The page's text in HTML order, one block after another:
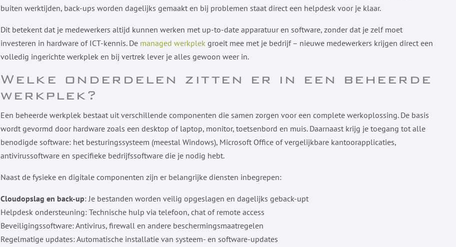
buiten werktijden, back-ups worden dagelijks gemaakt en bij problemen staat direct een helpdesk voor je klaar.
Dit betekent dat je medewerkers altijd kunnen werken met up-to-date apparatuur en software, zonder dat je zelf moet
investeren in hardware of ICT-kennis. De managed werkplek groeit mee met je bedrijf – nieuwe medewerkers krijgen direct een
volledig ingerichte werkplek en bij vertrek lever je alles gewoon weer in.
Welke onderdelen zitten er in een beheerde
werkplek?
Een beheerde werkplek bestaat uit verschillende componenten die samen zorgen voor een complete werkoplossing. De basis
wordt gevormd door hardware zoals een desktop of laptop, monitor, toetsenbord en muis. Daarnaast krijg je toegang tot alle
benodigde software: het besturingssysteem (meestal Windows), Microsoft Office of vergelijkbare kantoorapplicaties,
antivirussoftware en specifieke bedrijfssoftware die je nodig hebt.
Naast de fysieke en digitale componenten zijn er belangrijke diensten inbegrepen:
Cloudopslag en back-up: Je bestanden worden veilig opgeslagen en dagelijks geback-upt
Helpdesk ondersteuning: Technische hulp via telefoon, chat of remote access
Beveiligingssoftware: Antivirus, firewall en andere beschermingsmaatregelen
Regelmatige updates: Automatische installatie van systeem- en software-updates